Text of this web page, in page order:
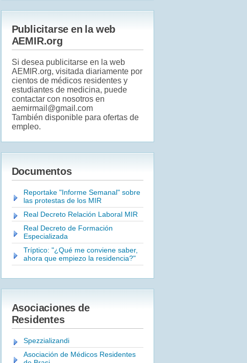
Publicitarse en la web
AEMIR.org
Si desea publicitarse en la web
AEMIR.org, visitada diariamente por
cientos de médicos residentes y
estudiantes de medicina, puede
contactar con nosotros en
aemirmail@gmail.com
También disponible para ofertas de
empleo.
Documentos
Reportake "Informe Semanal" sobre
las protestas de los MIR
Real Decreto Relación Laboral MIR
Real Decreto de Formación
Especializada
Tríptico: "¿Qué me conviene saber,
ahora que empiezo la residencia?"
Asociaciones de
Residentes
Spezzializandi
Asociación de Médicos Residentes